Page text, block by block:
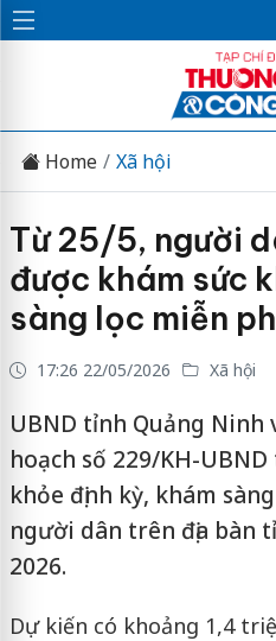
Home Xã hội
Từ 25/5, người
được khám sức
sàng lọc miễn
17:26 22/05/2026 Xã hội
UBND tỉnh Quảng Ninh
hoạch số 229/KH-
khỏe định kỳ, khám
người dân trên địa bàn
2026.
Dự kiến có khoảng 1,4